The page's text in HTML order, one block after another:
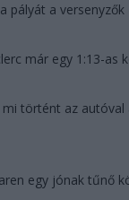
pályát a
már egy 1:13-as
történt az autóval
egy jónak tűnő